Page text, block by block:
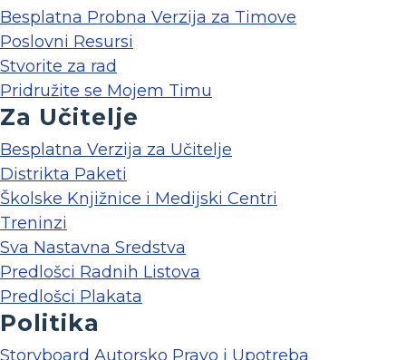
Besplatna Probna Verzija za Timove
Poslovni Resursi
Stvorite za rad
Pridružite se Mojem Timu
Za Učitelje
Besplatna Verzija za Učitelje
Distrikta Paketi
Školske Knjižnice i Medijski Centri
Treninzi
Sva Nastavna Sredstva
Predlošci Radnih Listova
Predlošci Plakata
Politika
Storyboard Autorsko Pravo i Upotreba